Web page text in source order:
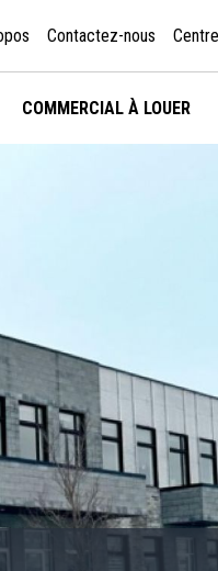
Contactez-nous
COMMERCIAL À LOUER